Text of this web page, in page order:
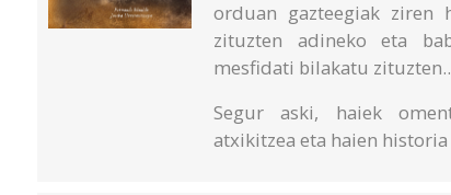
orduan gazteegiak ziren
zituzten adineko eta
mesfidati bilakatu
Segur aski, haiek
atxikitzea eta haien